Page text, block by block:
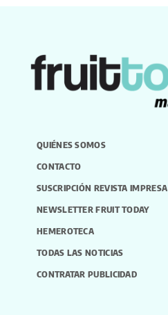
QUIÉNES SOMOS
CONTACTO
SUSCRIPCIÓN REVISTA IMPRESA
NEWSLETTER FRUIT TODAY
HEMEROTECA
TODAS LAS NOTICIAS
CONTRATAR PUBLICIDAD